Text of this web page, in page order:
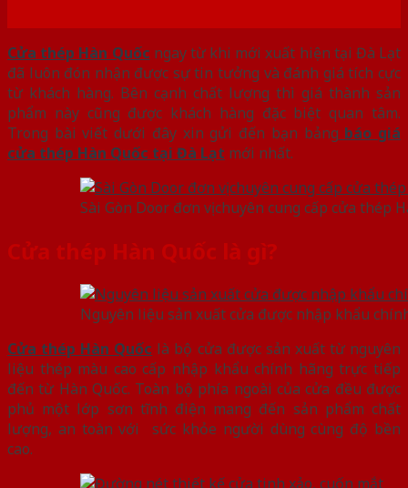
Cửa thép Hàn Quốc ngay từ khi mới xuất hiện tại Đà Lạt
đã luôn đón nhận được sự tin tưởng và đánh giá tích cực
từ khách hàng. Bên cạnh chất lượng thì giá thành sản
phẩm này cũng được khách hàng đặc biệt quan tâm.
Trong bài viết dưới đây xin gửi đến bạn bảng báo giá
cửa thép Hàn Quốc tại Đà Lạt mới nhất.
Sài Gòn Door đơn vị chuyên cung cấp cửa thép
Cửa thép Hàn Quốc là gì?
Nguyên liệu sản xuất cửa được nhập khẩu
Cửa thép Hàn Quốc là bộ cửa được sản xuất từ nguyên
liệu thép màu cao cấp nhập khẩu chính hãng trực tiếp
đến từ Hàn Quốc. Toàn bộ phía ngoài của cửa đều được
phủ một lớp sơn tĩnh điện mang đến sản phẩm chất
lượng, an toàn với sức khỏe người dùng cùng độ bền
cao.